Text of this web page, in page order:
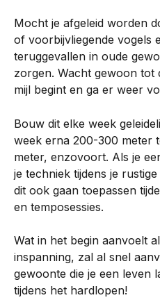
Mocht je afgeleid worden
of voorbijvliegende vogels
teruggevallen in oude
zorgen. Wacht gewoon tot
mijl begint en ga er weer
Bouw dit elke week
week erna 200-300 meter
meter, enzovoort. Als je
je techniek tijdens je
dit ook gaan toepassen
en temposessies.
Wat in het begin aanvoelt
inspanning, zal al snel
gewoonte die je een leven
tijdens het hardlopen!